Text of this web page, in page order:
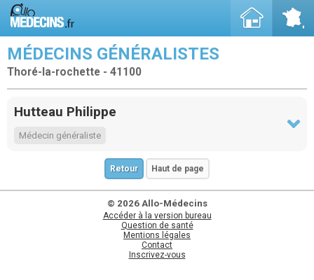
MÉDECINS GÉNÉRALISTES
Thoré-la-rochette - 41100
Hutteau Philippe
Médecin généraliste
Retour Haut de page
© 2026 Allo-Médecins
Accéder à la version bureau
Question de santé
Mentions légales
Contact
Inscrivez-vous